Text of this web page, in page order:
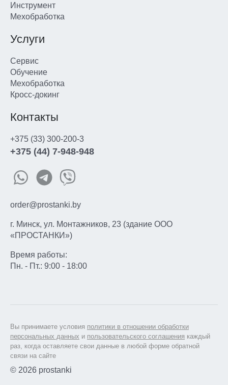
Инструмент
Мехобработка
Услуги
Сервис
Обучение
Мехобработка
Кросс-докинг
Контакты
+375 (33) 300-200-3
+375 (44) 7-948-948
order@prostanki.by
г. Минск, ул. Монтажников, 23 (здание ООО
«ПРОСТАНКИ»)
Время работы:
Пн. - Пт.: 9:00 - 18:00
Вы принимаете условия политики в отношении обработки
персональных данных и пользовательского соглашения каждый
раз, когда оставляете свои данные в любой форме обратной
связи на сайте
© 2026 prostanki